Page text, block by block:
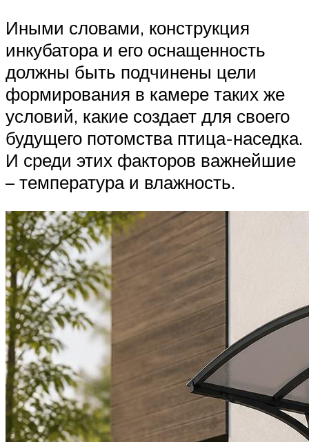
Иными словами, конструкция
инкубатора и его оснащенность
должны быть подчинены цели
формирования в камере таких же
условий, какие создает для своего
будущего потомства птица-наседка.
И среди этих факторов важнейшие
– температура и влажность.